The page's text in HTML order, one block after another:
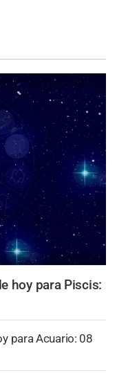
hoy para Piscis:
para Acuario: 08